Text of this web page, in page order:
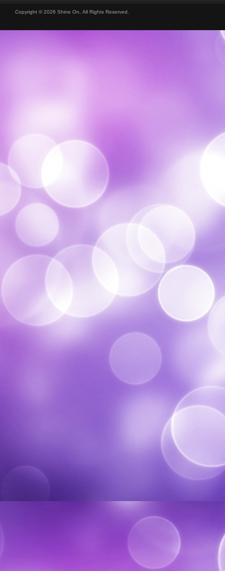
Copyright © 2026 Shine On, All Rights Reserved.